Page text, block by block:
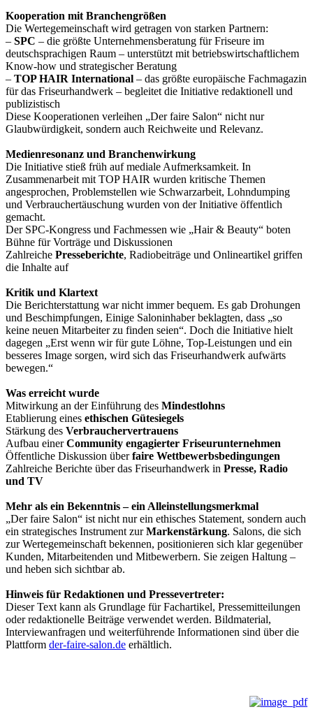
Kooperation mit Branchengrößen
Die Wertegemeinschaft wird getragen von starken Partnern:
– SPC – die größte Unternehmensberatung für Friseure im
deutschsprachigen Raum – unterstützt mit betriebswirtschaftlichem
Know-how und strategischer Beratung
– TOP HAIR International – das größte europäische Fachmagazin
für das Friseurhandwerk – begleitet die Initiative redaktionell und
publizistisch
Diese Kooperationen verleihen „Der faire Salon“ nicht nur
Glaubwürdigkeit, sondern auch Reichweite und Relevanz.
Medienresonanz und Branchenwirkung
Die Initiative stieß früh auf mediale Aufmerksamkeit. In
Zusammenarbeit mit TOP HAIR wurden kritische Themen
angesprochen, Problemstellen wie Schwarzarbeit, Lohndumping
und Verbrauchertäuschung wurden von der Initiative öffentlich
gemacht.
Der SPC-Kongress und Fachmessen wie „Hair & Beauty“ boten
Bühne für Vorträge und Diskussionen
Zahlreiche Presseberichte, Radiobeiträge und Onlineartikel griffen
die Inhalte auf
Kritik und Klartext
Die Berichterstattung war nicht immer bequem. Es gab Drohungen
und Beschimpfungen, Einige Saloninhaber beklagten, dass „so
keine neuen Mitarbeiter zu finden seien“. Doch die Initiative hielt
dagegen „Erst wenn wir für gute Löhne, Top-Leistungen und ein
besseres Image sorgen, wird sich das Friseurhandwerk aufwärts
bewegen.“
Was erreicht wurde
Mitwirkung an der Einführung des Mindestlohns
Etablierung eines ethischen Gütesiegels
Stärkung des Verbrauchervertrauens
Aufbau einerCommunity engagierter Friseurunternehmen
Öffentliche Diskussion überfaire Wettbewerbsbedingungen
Zahlreiche Berichte über das Friseurhandwerk in Presse, Radio
und TV
Mehr als ein Bekenntnis – ein Alleinstellungsmerkmal
„Der faire Salon“ ist nicht nur ein ethisches Statement, sondern auch
ein strategisches Instrument zurMarkenstärkung. Salons, die sich
zur Wertegemeinschaft bekennen, positionieren sich klar gegenüber
Kunden, Mitarbeitenden und Mitbewerbern. Sie zeigen Haltung –
und heben sich sichtbar ab.
Hinweis für Redaktionen und Pressevertreter:
Dieser Text kann als Grundlage für Fachartikel, Pressemitteilungen
oder redaktionelle Beiträge verwendet werden. Bildmaterial,
Interviewanfragen und weiterführende Informationen sind über die
Plattform der-faire-salon.de erhältlich.